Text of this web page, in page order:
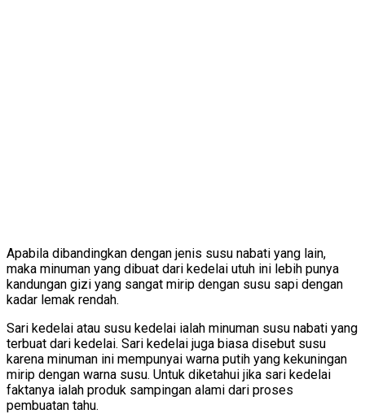
Apabila dibandingkan dengan jenis susu nabati yang lain,
maka minuman yang dibuat dari kedelai utuh ini lebih punya
kandungan gizi yang sangat mirip dengan susu sapi dengan
kadar lemak rendah.
Sari kedelai atau susu kedelai ialah minuman susu nabati yang
terbuat dari kedelai. Sari kedelai juga biasa disebut susu
karena minuman ini mempunyai warna putih yang kekuningan
mirip dengan warna susu. Untuk diketahui jika sari kedelai
faktanya ialah produk sampingan alami dari proses
pembuatan tahu.